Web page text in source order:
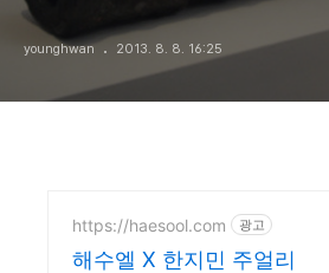
(보물885호).지자총
(보물862호).중완구(
younghwan 2013. 8. 8. 16:25
https://haesool.com 광고
해수엘 X 한지민 주얼리